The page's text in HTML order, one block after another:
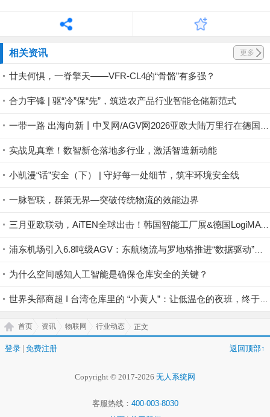
相关资讯 更多
廿夫何惧，一脊擎天——VFR-CL4的“骨骼”有多强？
合力宇锋 | 驱“冷”保“先”，筑造农产品行业智能仓储新范式
实战见真章！数智新仓落地多行业，激活智造新动能
小凯漫“话”安全（下） | 守好每一处细节，筑牢环境安全线
一脉智联，群策无界—突破传统物流的效能边界
三月亚欧联动，AiTEN全球出击！韩国智能工厂展&德国LogiMAT，我们来了！
为什么空间感知人工智能是确保仓库安全的关键？
首页 资讯 物联网 行业动态 正文
登录 | 免费注册 返回顶部↑
Copyright © 2017-2026 无人系统网
客服热线： 400-003-8030